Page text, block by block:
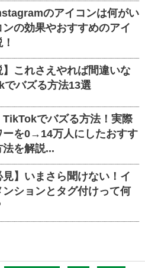
のアイコンは何がい
の効果やおすすめのアイ
】これさえやれば間違いな
でバズる方法13選
TikTokでバズる方法！実際
ーを0→14万人にしたおすす
を解説...
見】いまさら聞けない！イ
ンションとタグ付けって何